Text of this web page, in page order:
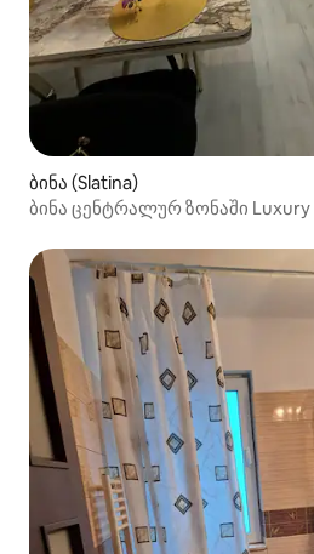
ბინა (Slatina)
ბინა ცენტრალურ ზონაში Luxury